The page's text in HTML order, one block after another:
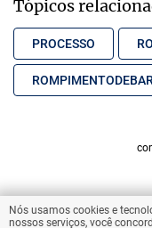
Tópicos
PROCESSO
Nós usamos cookies e
nossos serviços, você